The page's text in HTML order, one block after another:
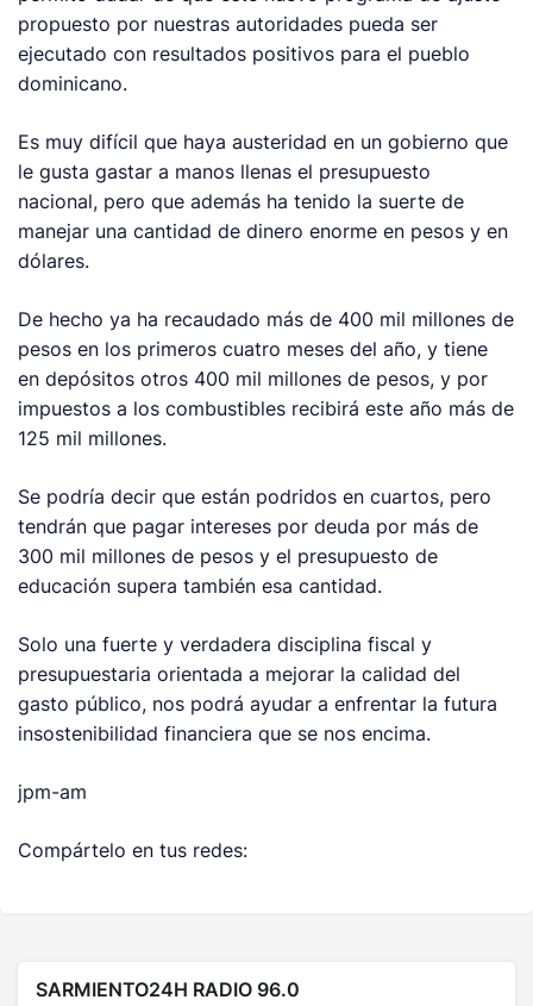
propuesto por nuestras autoridades pueda ser
ejecutado con resultados positivos para el pueblo
dominicano.
Es muy difícil que haya austeridad en un gobierno que
le gusta gastar a manos llenas el presupuesto
nacional, pero que además ha tenido la suerte de
manejar una cantidad de dinero enorme en pesos y en
dólares.
De hecho ya ha recaudado más de 400 mil millones de
pesos en los primeros cuatro meses del año, y tiene
en depósitos otros 400 mil millones de pesos, y por
impuestos a los combustibles recibirá este año más de
125 mil millones.
Se podría decir que están podridos en cuartos, pero
tendrán que pagar intereses por deuda por más de
300 mil millones de pesos y el presupuesto de
educación supera también esa cantidad.
Solo una fuerte y verdadera disciplina fiscal y
presupuestaria orientada a mejorar la calidad del
gasto público, nos podrá ayudar a enfrentar la futura
insostenibilidad financiera que se nos encima.
jpm-am
Compártelo en tus redes:
SARMIENTO24H RADIO 96.0